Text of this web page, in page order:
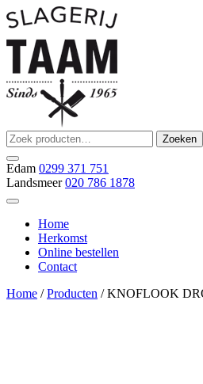
Ga
naar
de
inhoud
Slagerij Taam
slager
Zoeken
naar:
Zoeken
Edam 0299 371 751
Landsmeer 020 786 1878
Home
Herkomst
Online bestellen
Contact
Home /Producten / KNOFLOOK